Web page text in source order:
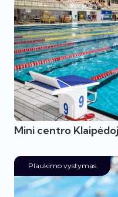
Mini centro
Plaukimo vystymas